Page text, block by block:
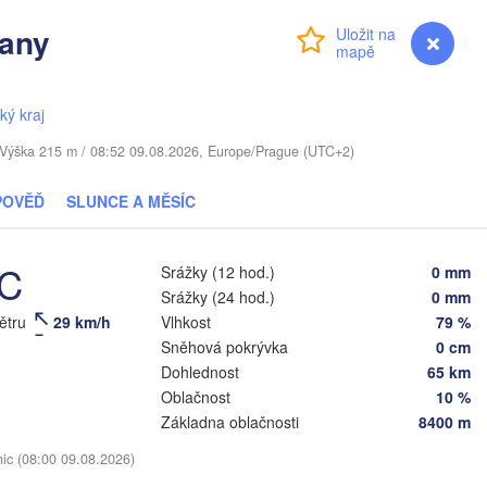
Přihlášení myVentusky Předpověď
kraj
215 m / 08:52 09.08.2026, Europe/Prague (UTC+2)
SLUNCE A MĚSÍC
29 km/h
Srážky (12 hod.)
0 mm
Srážky (24 hod.)
0 mm
Vlhkost
79 %
Sněhová pokrývka
0 cm
Dohlednost
65 km
Oblačnost
10 %
Základna oblačnosti
8400 m
(08:00 09.08.2026)
Мінск
(Minsk)
Vilnius
(Babrujsk)
Баранавічы
Мазыр
(Mazyr)
Салігорск
(Salihorsk)
Віцебск
(Mahilioŭ)
BĚLORUSKO